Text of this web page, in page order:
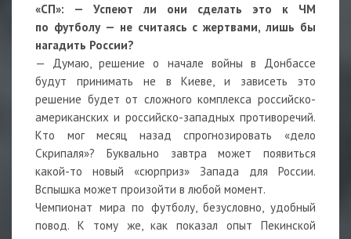
«СП»: — Успеют ли они сделать это к ЧМ
по футболу — не считаясь с жертвами, лишь бы
нагадить России?
— Думаю, решение о начале войны в Донбассе
будут принимать не в Киеве, и зависеть это
решение будет от сложного комплекса российско-
американских и российско-западных противоречий.
Кто мог месяц назад спрогнозировать «дело
Скрипаля»? Буквально завтра может появиться
какой-то новый «сюрприз» Запада для России.
Вспышка может произойти в любой момент.
Чемпионат мира по футболу, безусловно, удобный
повод. К тому же, как показал опыт Пекинской